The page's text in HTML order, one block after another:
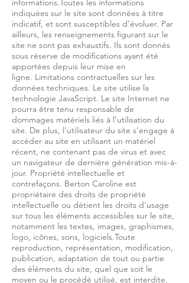
informations.Toutes les informations
indiquées sur le site sont données à titre
indicatif, et sont susceptibles d’évoluer. Par
ailleurs, les renseignements figurant sur le
site ne sont pas exhaustifs. Ils sont donnés
sous réserve de modifications ayant été
apportées depuis leur mise en
ligne. Limitations contractuelles sur les
données techniques. Le site utilise la
technologie JavaScript. Le site Internet ne
pourra être tenu responsable de
dommages matériels liés à l’utilisation du
site. De plus, l’utilisateur du site s’engage à
accéder au site en utilisant un matériel
récent, ne contenant pas de virus et avec
un navigateur de dernière génération mis-à-
jour. Propriété intellectuelle et
contrefaçons. Berton Caroline est
propriétaire des droits de propriété
intellectuelle ou détient les droits d’usage
sur tous les éléments accessibles sur le site,
notamment les textes, images, graphismes,
logo, icônes, sons, logiciels.Toute
reproduction, représentation, modification,
publication, adaptation de tout ou partie
des éléments du site, quel que soit le
moyen ou le procédé utilisé, est interdite,